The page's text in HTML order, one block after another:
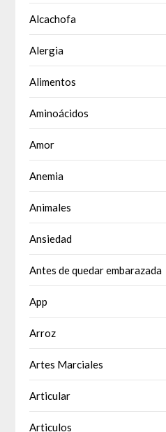
Alcachofa
Alergia
Alimentos
Aminoácidos
Amor
Anemia
Animales
Ansiedad
Antes de quedar embarazada
App
Arroz
Artes Marciales
Articular
Articulos